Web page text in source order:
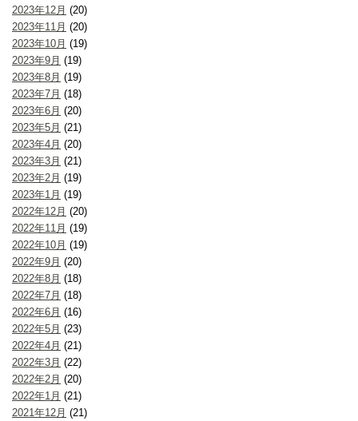
2023年12月 (20)
2023年11月 (20)
2023年10月 (19)
2023年9月 (19)
2023年8月 (19)
2023年7月 (18)
2023年6月 (20)
2023年5月 (21)
2023年4月 (20)
2023年3月 (21)
2023年2月 (19)
2023年1月 (19)
2022年12月 (20)
2022年11月 (19)
2022年10月 (19)
2022年9月 (20)
2022年8月 (18)
2022年7月 (18)
2022年6月 (16)
2022年5月 (23)
2022年4月 (21)
2022年3月 (22)
2022年2月 (20)
2022年1月 (21)
2021年12月 (21)